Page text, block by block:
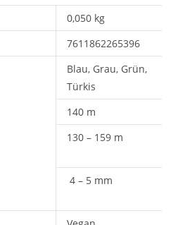
0,050 kg
7611862265396
Blau, Grau, Grün,
Türkis
140 m
130 – 159 m
4 – 5 mm